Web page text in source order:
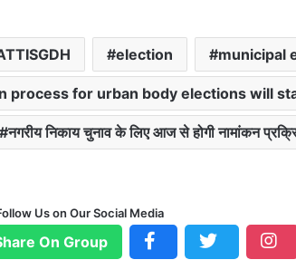
election municipal
process for urban body elections will
नगरीय निकाय चुनाव के लिए आज से होगी नामांकन
Us on Our Social Media
On Group